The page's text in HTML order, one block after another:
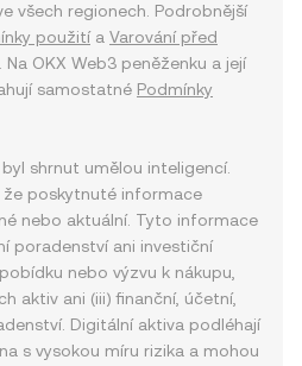
všech regionech. Podrobnější
použitía Varování před
OKX Web3 peněženku a její
samostatné Podmínky
shrnut umělou inteligencí.
poskytnuté informace
nebo aktuální. Tyto informace
poradenství ani investiční
nebo výzvu k nákupu,
aktiv ani (iii) finanční, účetní,
Digitální aktiva podléhají
s vysokou míru rizika a mohou